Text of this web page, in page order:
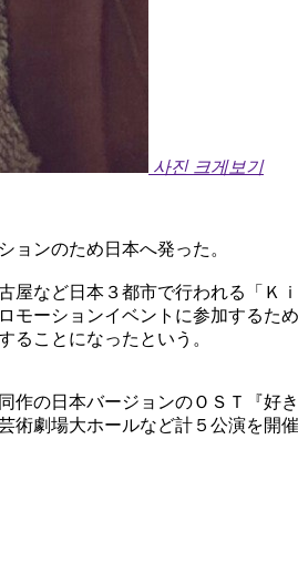
사진 크게보기
ョンのため日本へ発った。
古屋など日本３都市で行われ
モーションイベントに参加する
ることになったという。
作の日本バージョンのＯＳＴ『
劇場大ホールなど計５公演を開